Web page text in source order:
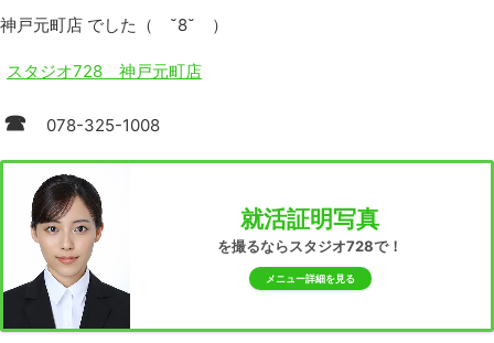
神戸元町店 でした（ ˘8˘ ）
スタジオ728 神戸元町店
☎ 078-325-1008
就活証明写真
を撮るならスタジオ728で！
メニュー詳細を見る